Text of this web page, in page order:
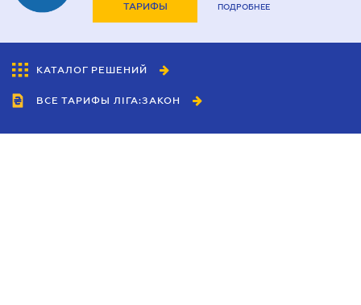
ТАРИФЫ ПОДРОБНЕЕ
КАТАЛОГ РЕШЕНИЙ
ВСЕ ТАРИФЫ ЛІГА:ЗАКОН